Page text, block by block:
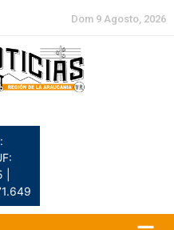
Dom 9 Agosto, 2026